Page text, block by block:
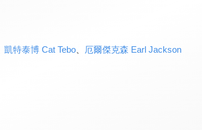
凱特泰博 Cat Tebo、 厄爾傑克森 Earl Jackson